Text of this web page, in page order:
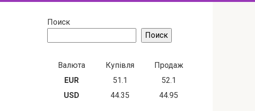
Поиск
Поиск
Валюта Купівля
Продаж
EUR
51.1
52.1
USD
44.35 44.95